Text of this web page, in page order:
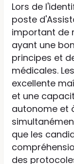
Lors de
poste
important de
ayant une
principes et
médicales.
excellente
et une
autonome et
que les
des